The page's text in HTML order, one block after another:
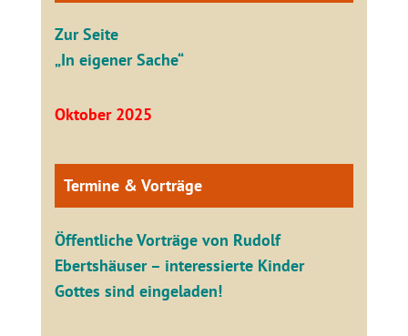
Zur Seite
„In eigener Sache“
Oktober 2025
Termine & Vorträge
Öffentliche Vorträge von Rudolf
Ebertshäuser – interessierte Kinder
Gottes sind eingeladen!